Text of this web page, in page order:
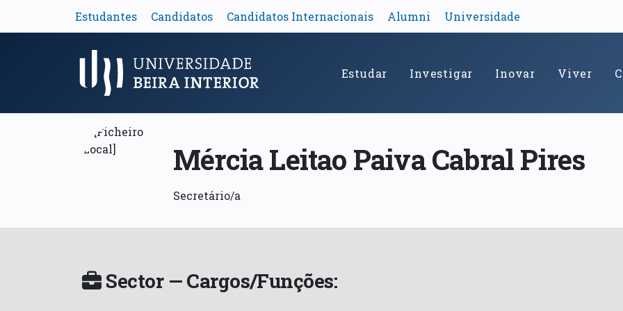
Estudantes Candidatos Candidatos Internacionais Alumni Universidade
Menu Principal Estudar Investigar Inovar Viver
Mércia Leitao Paiva Cabral Pires
Secretário/a
Sector — Cargos/Funções: